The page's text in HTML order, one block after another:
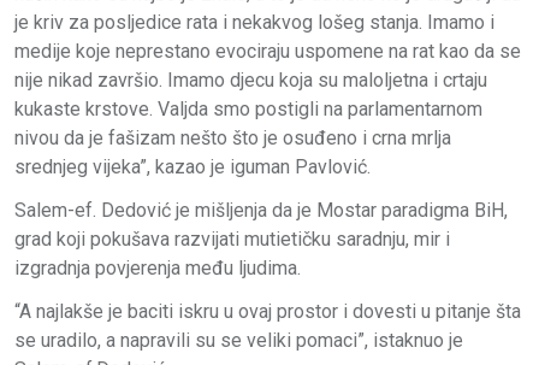
je kriv za posljedice rata i nekakvog lošeg stanja. Imamo i
medije koje neprestano evociraju uspomene na rat kao da se
nije nikad završio. Imamo djecu koja su maloljetna i crtaju
kukaste krstove. Valjda smo postigli na parlamentarnom
nivou da je fašizam nešto što je osuđeno i crna mrlja
srednjeg vijeka”, kazao je iguman Pavlović.
Salem-ef. Dedović je mišljenja da je Mostar paradigma BiH,
grad koji pokušava razvijati mutietičku saradnju, mir i
izgradnja povjerenja među ljudima.
“A najlakše je baciti iskru u ovaj prostor i dovesti u pitanje šta
se uradilo, a napravili su se veliki pomaci”, istaknuo je